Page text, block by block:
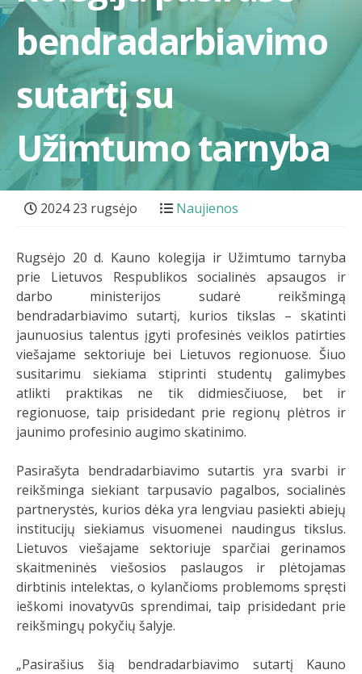
bendradarbiavimo
sutartį su
Užimtumo tarnyba
2024 23 rugsėjo Naujienos
Rugsėjo 20 d. Kauno kolegija ir Užimtumo tarnyba
prie Lietuvos Respublikos socialinės apsaugos ir
darbo ministerijos sudarė reikšmingą
bendradarbiavimo sutartį, kurios tikslas – skatinti
jaunuosius talentus įgyti profesinės veiklos patirties
viešajame sektoriuje bei Lietuvos regionuose. Šiuo
susitarimu siekiama stiprinti studentų galimybes
atlikti praktikas ne tik didmiesčiuose, bet ir
regionuose, taip prisidedant prie regionų plėtros ir
jaunimo profesinio augimo skatinimo.
Pasirašyta bendradarbiavimo sutartis yra svarbi ir
reikšminga siekiant tarpusavio pagalbos, socialinės
partnerystės, kurios dėka yra lengviau pasiekti abiejų
institucijų siekiamus visuomenei naudingus tikslus.
Lietuvos viešajame sektoriuje sparčiai gerinamos
skaitmeninės viešosios paslaugos ir plėtojamas
dirbtinis intelektas, o kylančioms problemoms spręsti
ieškomi inovatyvūs sprendimai, taip prisidedant prie
reikšmingų pokyčių šalyje.
„Pasirašius šią bendradarbiavimo sutartį Kauno